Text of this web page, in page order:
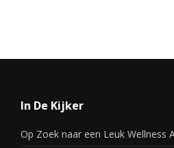
In De Kijker
Op Zoek naar een Leuk Wellness